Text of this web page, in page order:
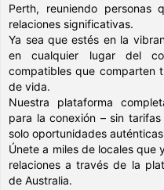
Perth, reuniendo personas
relaciones significativas.
Ya sea que estés en la
en cualquier lugar del
compatibles que comparten
de vida.
Nuestra plataforma
para la conexión – sin
solo oportunidades
Únete a miles de locales que
relaciones a través de la
de Australia.